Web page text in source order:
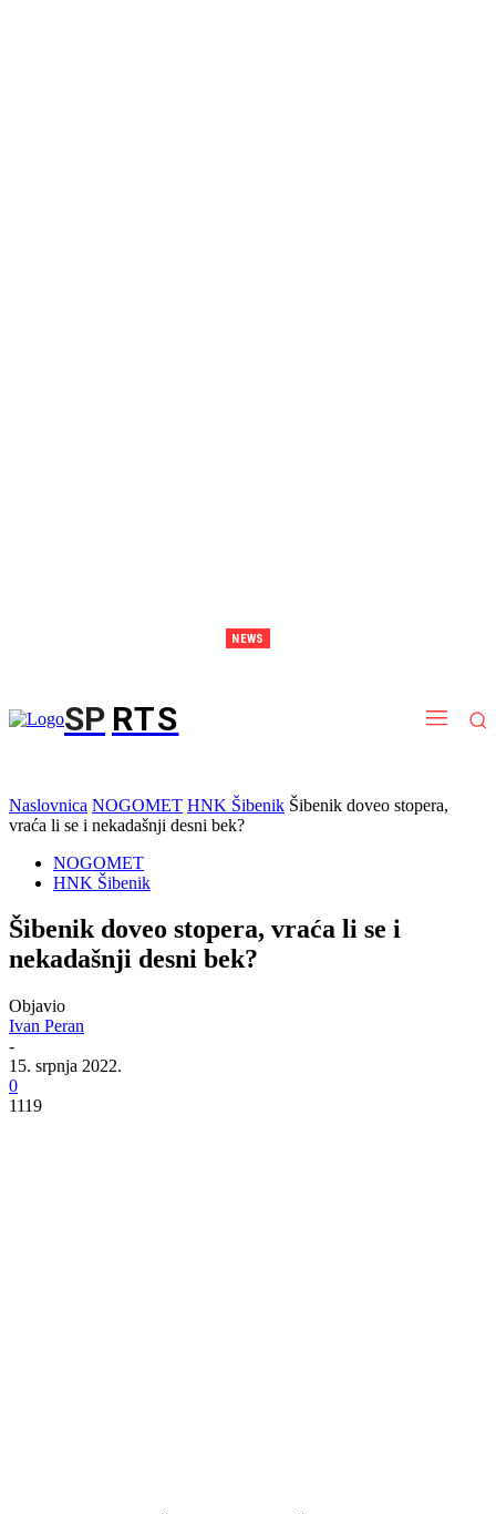
NEWS
SP RTS
Naslovnica NOGOMET HNK Šibenik Šibenik doveo stopera,
vraća li se i nekadašnji desni bek?
NOGOMET
HNK Šibenik
Šibenik doveo stopera, vraća li se i
nekadašnji desni bek?
Objavio
Ivan Peran
-
15. srpnja 2022.
0
1119